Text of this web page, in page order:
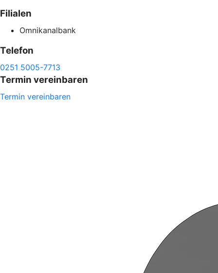
Filialen
Omnikanalbank
Telefon
0251 5005-7713
Termin vereinbaren
Termin vereinbaren